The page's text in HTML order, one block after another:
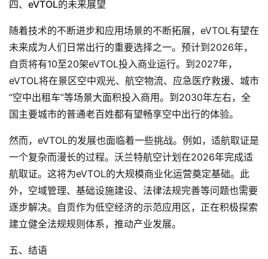
四、eVTOL的未来展望
随着技术的不断进步和应用场景的不断拓展，eVTOL有望在
未来成为人们日常出行的重要选择之一。预计到2026年，
自贡将有10至20架eVTOL投入商业运行。到2027年，
eVTOL将在景区空中观光、航空物流、应急医疗救援、城市
“空中出租车”等场景大面积投入商用。到2030年左右，全
国主要城市的普通老百姓都有望畅享空中出行的体验。
然而，eVTOL的发展也面临着一些挑战。例如，适航取证是
一个复杂而漫长的过程。沃兰特航空计划在2026年完成适
航取证。这将为eVTOL的大规模商业化运营奠定基础。此
外，空域管理、基础设施建设、法律法规完善等问题也需要
逐步解决。自贡作为低空经济的示范应用区，正在积极探索
建立健全法规规则体系，推动产业发展。
五、结语